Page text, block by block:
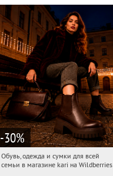
-30%
14:31:04 Получили:
Обувь, одежда и сумки для всей
семьи в магазине kari на Wildberries